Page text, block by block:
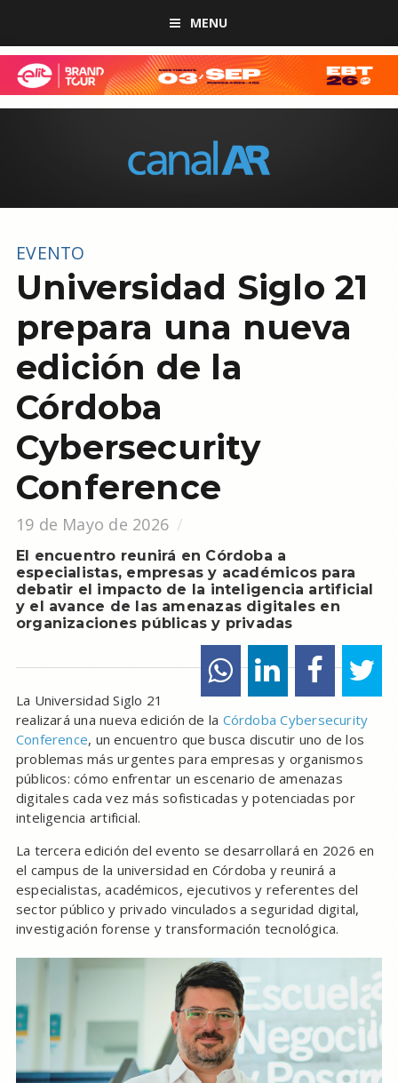
MENU
EVENTO
Universidad Siglo 21
prepara una nueva
edición de la
Córdoba
Cybersecurity
Conference
19 de Mayo de 2026
El encuentro reunirá en Córdoba a
especialistas, empresas y académicos para
debatir el impacto de la inteligencia artificial
y el avance de las amenazas digitales en
organizaciones públicas y privadas
La Universidad Siglo 21
realizará una nueva edición de la Córdoba Cybersecurity
Conference, un encuentro que busca discutir uno de los
problemas más urgentes para empresas y organismos
públicos: cómo enfrentar un escenario de amenazas
digitales cada vez más sofisticadas y potenciadas por
inteligencia artificial.
La tercera edición del evento se desarrollará en 2026 en
el campus de la universidad en Córdoba y reunirá a
especialistas, académicos, ejecutivos y referentes del
sector público y privado vinculados a seguridad digital,
investigación forense y transformación tecnológica.